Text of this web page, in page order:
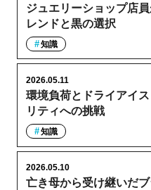
ジュエリーショップ店
レンドと黒の選択
知識
環境負荷とドライアイ
リティへの挑戦
2026.05.11
知識
亡き母から受け継いだ
2026.05.10